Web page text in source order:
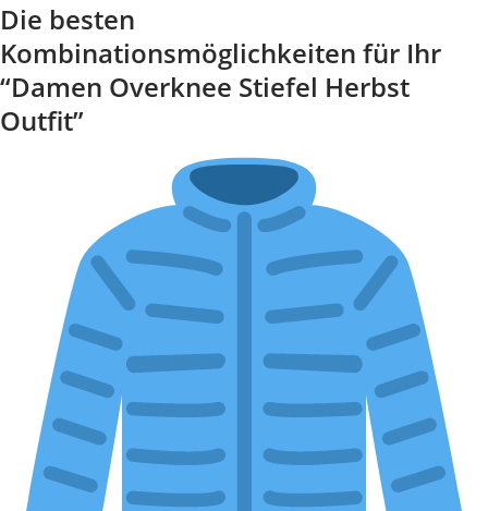
Die besten
Kombinationsmöglichkeiten für Ihr
“Damen Overknee Stiefel Herbst
Outfit”